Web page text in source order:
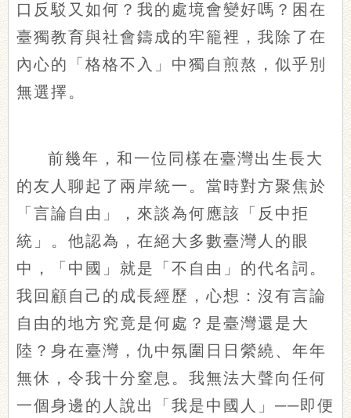
口反駁又如何？我的處境會變好嗎？困在
臺獨教育與社會鑄成的牢籠裡，我除了在
內心的「格格不入」中獨自煎熬，似乎別
無選擇。
前幾年，和一位同樣在臺灣出生長大
的友人聊起了兩岸統一。當時對方聚焦於
「言論自由」，來談為何應該「反中拒
統」。他認為，在絕大多數臺灣人的眼
中，「中國」就是「不自由」的代名詞。
我回顧自己的成長經歷，心想：沒有言論
自由的地方究竟是何處？是臺灣還是大
陸？身在臺灣，仇中氛圍日日縈繞、年年
無休，令我十分窒息。我無法大聲向任何
一個身邊的人說出「我是中國人」 ──即便